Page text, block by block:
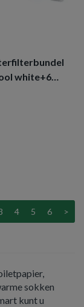
white+6
4 5 6 >
sokken
kunt u